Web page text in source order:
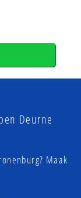
Deurne
Maak